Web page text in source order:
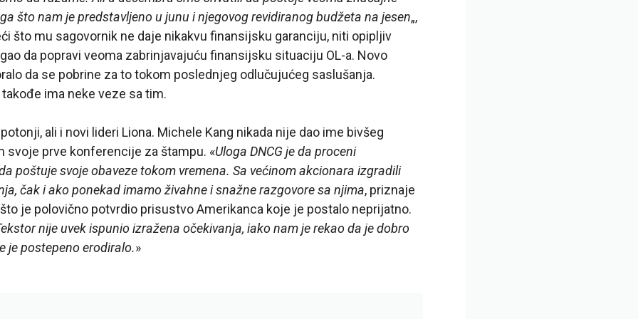
što nam je predstavljeno u junu i njegovog revidiranog budžeta na jesen„,
što mu sagovornik ne daje nikakvu finansijsku garanciju, niti opipljiv
da popravi veoma zabrinjavajuću finansijsku situaciju OL-a. Novo
da se pobrine za to tokom poslednjeg odlučujućeg saslušanja.
ima neke veze sa tim.
ali i novi lideri Liona. Michele Kang nikada nije dao ime bivšeg
svoje prve konferencije za štampu. «Uloga DNCG je da proceni
poštuje svoje obaveze tokom vremena. Sa većinom akcionara izgradili
čak i ako ponekad imamo živahne i snažne razgovore sa njima, priznaje
je polovično potvrdio prisustvo Amerikanca koje je postalo neprijatno.
nije uvek ispunio izražena očekivanja, iako nam je rekao da je dobro
je postepeno erodiralo.»